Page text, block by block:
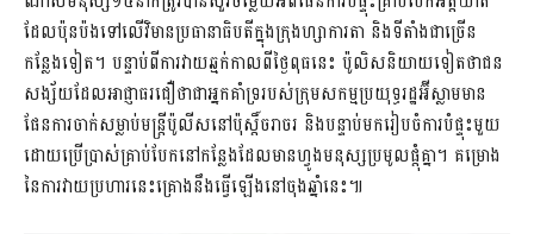
ដែលប៉ុនប៉ងទៅលើវិមានប្រធានាធិបតីក្នុងក្រុងហ្សាការតា និងទីតាំងជាច្រើន
កន្លែងទៀត។ បន្ទាប់ពីការវាយឆ្មក់កាលពីថ្ងៃពុធនេះ ប៉ូលិសនិយាយទៀតថាជន
សង្ស័យដែលអាជ្ញាធរជឿថាជាអ្នកគាំទ្ររបស់ក្រុមសកម្មប្រយុទ្ធរដ្ឋអ៊ីស្លាមមាន
ផែនការចាក់សម្លាប់មន្ត្រីប៉ូលីសនៅប៉ុស្តិ៍ចរាចរ និងបន្ទាប់មករៀបចំការបំផ្ទុះមួយ
ដោយប្រើប្រាស់គ្រាប់បែកនៅកន្លែងដែលមានហ្វូងមនុស្សប្រមូលផ្តុំគ្នា។ គម្រោង
នៃការវាយប្រហារនេះគ្រោងនឹងធ្វើឡើងនៅចុងឆ្នាំនេះ៕